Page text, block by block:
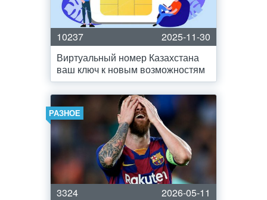
10237
2025-11-30
Виртуальный номер Казахстана
ваш ключ к новым возможностям
РАЗНОЕ
3324
2026-05-11